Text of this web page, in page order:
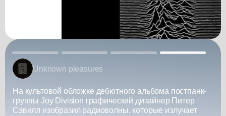
Mendl’s
Упаковка кондитерской Mendl’s из фильма
'Гранд Будапешт'» завораживает как предмет
искусства.